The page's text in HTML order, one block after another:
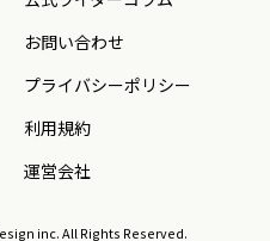
お問い合わせ
プライバシーポリシー
利用規約
運営会社
inc. All Rights Reserved.